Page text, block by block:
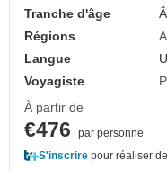
Tranche d'âge
Régions
Langue
Voyagiste
À partir de
€476
par personne
S'inscrire pour réaliser